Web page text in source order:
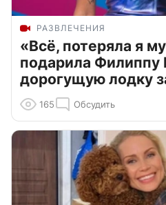
РАЗВЛЕЧЕНИЯ
«Всё, потеряла я
подарила Филиппу
дорогущую лодку
165 Обсудить